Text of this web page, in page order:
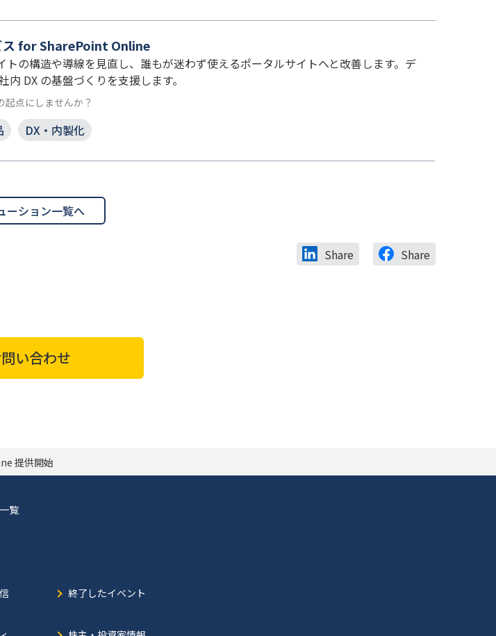
ス for SharePoint Online
の構造や導線を見直し、誰もが迷わず使えるポータルサイトへと改善します。デ
DX の基盤づくりを支援します。
起点にしませんか？
DX・内製化
ーション一覧へ
Share Share
い合わせ
提供開始
覧
終了したイベント